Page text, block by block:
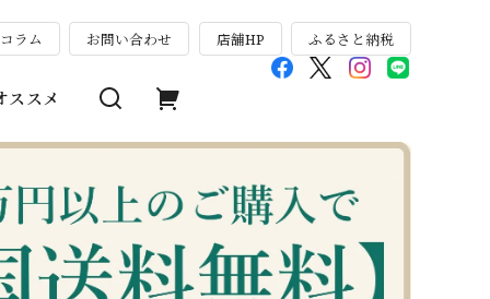
ラム お問い合わせ 店舗HP ふるさと納税
ススメ